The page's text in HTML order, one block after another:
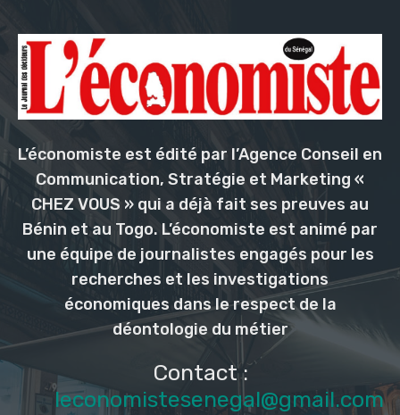
L’économiste est édité par l’Agence Conseil en
Communication, Stratégie et Marketing «
CHEZ VOUS » qui a déjà fait ses preuves au
Bénin et au Togo. L’économiste est animé par
une équipe de journalistes engagés pour les
recherches et les investigations
économiques dans le respect de la
déontologie du métier
Contact :
leconomistesenegal@gmail.com